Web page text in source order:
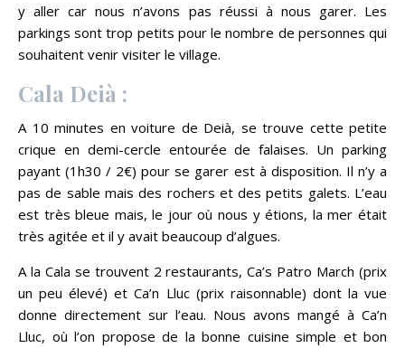
y aller car nous n’avons pas réussi à nous garer. Les
parkings sont trop petits pour le nombre de personnes qui
souhaitent venir visiter le village.
Cala Deià :
A 10 minutes en voiture de Deià, se trouve cette petite
crique en demi-cercle entourée de falaises. Un parking
payant (1h30 / 2€) pour se garer est à disposition. Il n’y a
pas de sable mais des rochers et des petits galets. L’eau
est très bleue mais, le jour où nous y étions, la mer était
très agitée et il y avait beaucoup d’algues.
A la Cala se trouvent 2 restaurants, Ca’s Patro March (prix
un peu élevé) et Ca’n Lluc (prix raisonnable) dont la vue
donne directement sur l’eau. Nous avons mangé à Ca’n
Lluc, où l’on propose de la bonne cuisine simple et bon